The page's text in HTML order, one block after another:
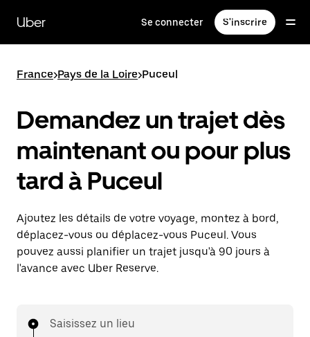
contenu
principal
Uber Se connecter S'inscrire
France>Pays de la Loire>Puceul
Demandez un trajet dès
maintenant ou pour plus
tard à Puceul
Ajoutez les détails de votre voyage, montez à bord,
déplacez-vous ou déplacez-vous Puceul. Vous
pouvez aussi planifier un trajet jusqu'à 90 jours à
l'avance avec Uber Reserve.
Saisissez un lieu